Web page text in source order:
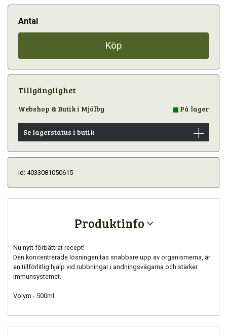
Antal
Köp
Tillgänglighet
Webshop & Butik i Mjölby På lager
Se lagerstatus i butik
Id: 4033081050615
Produktinfo
Nu nytt förbättrat recept!
Den koncentrerade lösningen tas snabbare upp av organismerna, är
en tillförlitlig hjälp vid rubbningar i andningsvägarna och stärker
immunsystemet.
Volym - 500ml